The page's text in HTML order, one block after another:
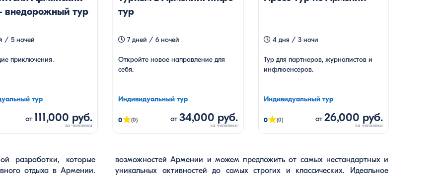
внедорожный тур
/ 5 ночей
приключения․
тур
от 111,000 руб.
тур
7 дней / 6 ночей
Откройте новое направление для
себя.
Индивидуальный тур
0★(0) от34,000 руб.
4 дня / 3 ночи
Тур для партнеров, журналистов и
инфлюенсеров.
Индивидуальный тур
0★(0) от26,000 руб.
разработки, которые
отдыха в Армении.
самых нестандартных и
Идеальное